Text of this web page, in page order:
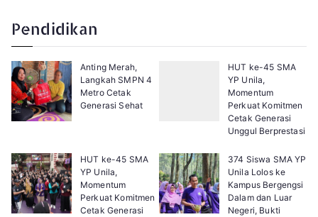
:Pendidikan
Anting Merah,
Langkah SMPN 4
Metro Cetak
Generasi Sehat
HUT ke-45 SMA
YP Unila,
Momentum
Perkuat Komitmen
Cetak Generasi
Unggul Berprestasi
HUT ke-45 SMA
YP Unila,
Momentum
Perkuat Komitmen
Cetak Generasi
374 Siswa SMA YP
Unila Lolos ke
Kampus Bergengsi
Dalam dan Luar
Negeri, Bukti